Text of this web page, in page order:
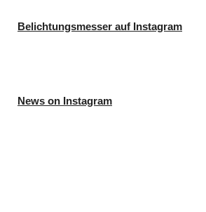
Belichtungsmesser auf Instagram
News on Instagram